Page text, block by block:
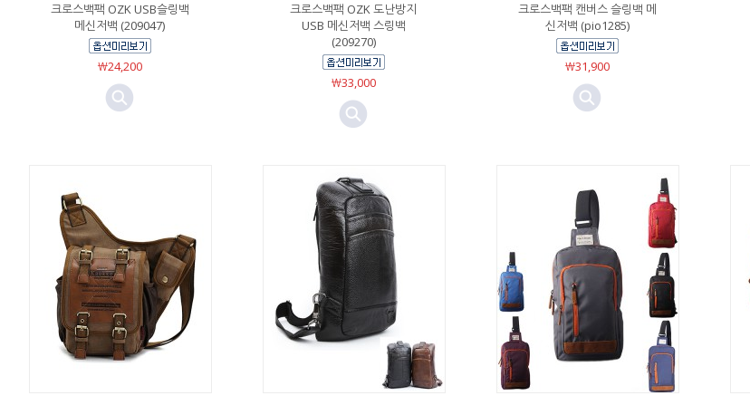
크로스백팩 OZK USB슬링백
메신저백 (209047)
￦24,200
크로스백팩 OZK 도난방지
USB 메신저백 스링백
(209270)
￦33,000
크로스백팩 캔버스 슬링백 메
신저백 (pio1285)
￦31,900